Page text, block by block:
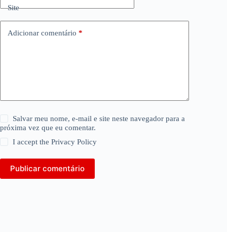
Site
Adicionar comentário *
Salvar meu nome, e-mail e site neste navegador para a
próxima vez que eu comentar.
I accept thePrivacy Policy
Publicar comentário